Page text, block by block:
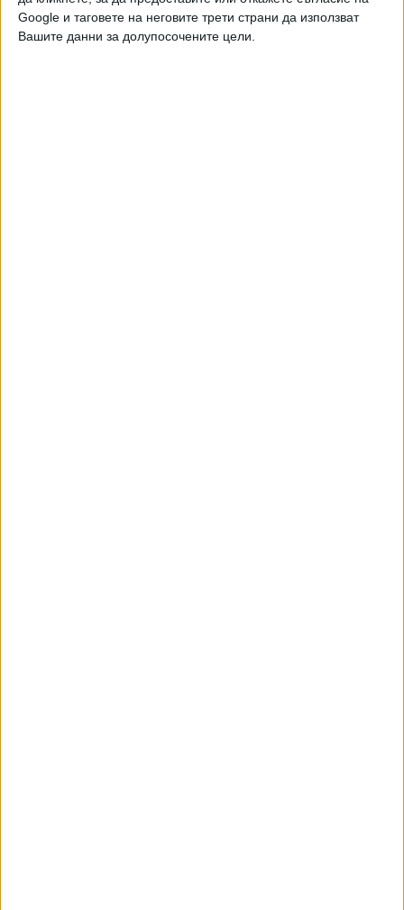
Google и таговете на неговите трети страни да използват
Вашите данни за долупосочените цели.
тенис, както до момента - призна чистосърдечно Алекс
по адрес на Вердаско. - Той е един от детските ми
идоли. Още помня мача му с Надал от Australian Open.